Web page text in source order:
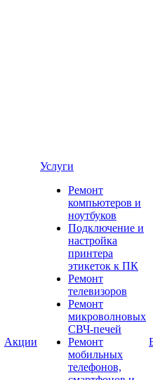
Акции
Услуги
Ремонт
компьютеров и
ноутбуков
Подключение и
настройка
принтера
этикеток к ПК
Ремонт
телевизоров
Ремонт
микроволновых
СВЧ-печей
Ремонт
мобильных
телефонов,